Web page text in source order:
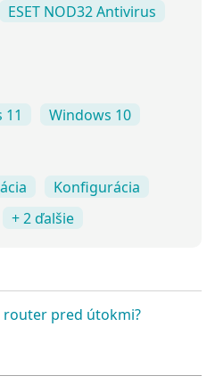
ESET NOD32 Antivirus
Windows 10
Konfigurácia
+ 2 ďalšie
pred útokmi?